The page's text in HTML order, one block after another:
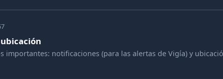
importantes: notificaciones (para las alertas de Vigía) y